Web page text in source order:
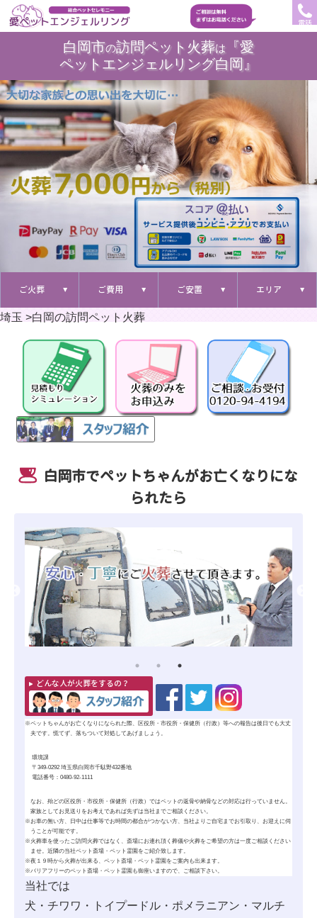
電話
白岡市の訪問ペット火葬は
『愛
ペットエンジェルリング白岡』
ご火葬 ご費用 ご安置 エリア
埼玉 >白岡の訪問ペット火葬
白岡市でペットちゃんがお亡くなりにな
られたら
どんな人が火葬をするの？
※ペットちゃんがお亡くなりになられた際、区役所・市役所・保健所（行政）等への報告は後日でも大丈
夫です。慌てず、落ちついて対処してあげましょう。
環境課
〒349-0292 埼玉県白岡市千駄野432番地
電話番号：0480-92-1111
なお、殆どの区役所・市役所・保健所（行政）ではペットの返骨や納骨などの対応は行っていません。
家族としてお見送りをお考えであれば先ずは当社までご相談ください。
※お車の無い方、日中は仕事等でお時間の都合がつかない方、当社よりご自宅までお引取り、お迎えに伺
うことが可能です。
※ 火葬車を使ったご訪問火葬ではなく、斎場にお連れ頂く葬儀や火葬をご希望の方は一度ご相談ください
ませ。近隣の当社ペット斎場・ペット霊園をご紹介致します。
※夜１９時から火葬が出来る、ペット斎場・ペット霊園をご案内も出来ます。
※バリアフリーのペット斎場・ペット霊園も御座いますので、ご相談下さい。
当社では
犬・チワワ・トイプードル・ポメラニアン・マルチ